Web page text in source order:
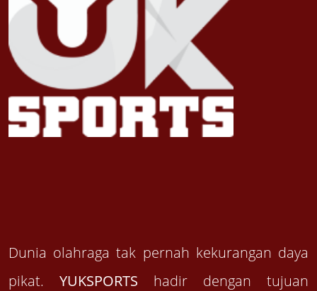
Dunia olahraga tak pernah kekurangan daya
pikat. YUKSPORTS hadir dengan tujuan